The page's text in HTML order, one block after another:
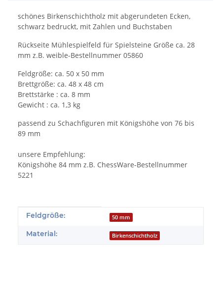
schönes Birkenschichtholz mit abgerundeten Ecken,
schwarz bedruckt, mit Zahlen und Buchstaben
Rückseite Mühlespielfeld für Spielsteine Größe ca. 28
mm z.B. weible-Bestellnummer 05860
Feldgröße: ca. 50 x 50 mm
Brettgröße: ca. 48 x 48 cm
Brettstärke : ca. 8 mm
Gewicht : ca. 1,3 kg
passend zu Schachfiguren mit Königshöhe von 76 bis
89 mm
unsere Empfehlung:
Königshöhe 84 mm z.B. ChessWare-Bestellnummer
5221
Produkteigenschaft
Wert
Feldgröße: 50 mm
Material: Birkenschichtholz